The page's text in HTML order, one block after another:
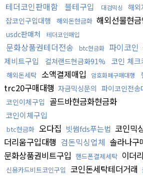
테더코인판매함 블테구입 대검믹싱 해외
잡코인구입대행 해외돈현금화 해외선물현
usdc판매처 테더코인매입
문화상품권테더전송 btc현금화 파이코인
제비트구입
컬쳐랜드현금화91% 코인 체크
해외돈세탁 소액결제매입 암호화폐구매대행
trc20구매대행 자금믹싱문의 파이코인전송
코인이체구입 골드바현금화현금화
코인이체구입
btc현금화 오다집 빗썸fds푸는법 코인믹
더리움구입대행 검돈믹싱업체 솔라나구
문화상품권비트구입 핸드폰결제세탁 이더
신용카드비트코인구입 코인돈세탁테더거래